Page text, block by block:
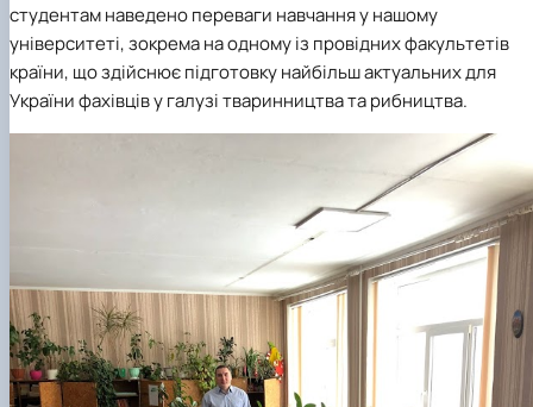
студентам наведено переваги навчання у нашому
університеті, зокрема на одному із провідних факультетів
країни, що здійснює підготовку найбільш актуальних для
України фахівців у галузі тваринництва та рибництва.